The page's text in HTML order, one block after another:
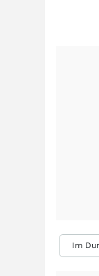
Im